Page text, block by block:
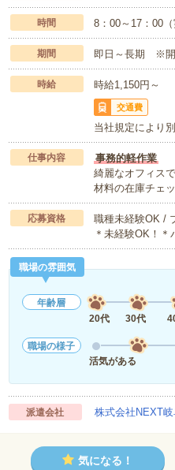
時間 8：00～17：00（
期間 即日～長期 ※開
時給 時給1,150円～
交通費
当社規定により
仕事内容
事務的軽作業
綺麗なオフィス
材料の在庫チェ
応募資格
職種未経験OK /
＊未経験OK！
職場の雰囲気
年齢層
20代
30代
職場の様子
活気がある
派遣会社 株式会社NEXT岐
気になる！